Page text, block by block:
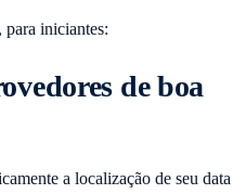
para iniciantes:
de boa
a localização de seu data